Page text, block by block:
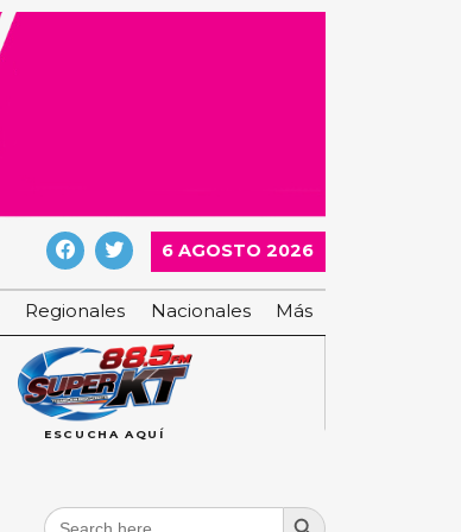
6 AGOSTO 2026
Regionales Nacionales Más
ESCUCHA AQUÍ
Search
Search Button